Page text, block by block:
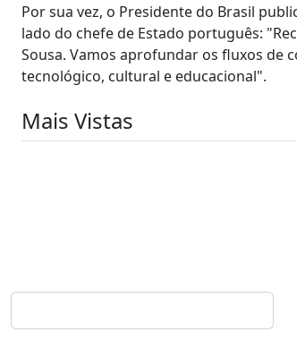
Por sua vez, o Presidente do Brasil
lado do chefe de Estado português:
Sousa. Vamos aprofundar os fluxos de
tecnológico, cultural e educacional".
Mais Vistas